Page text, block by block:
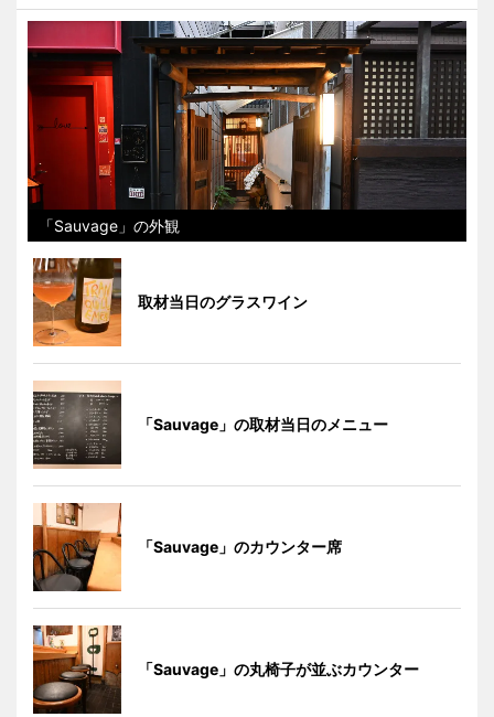
「Sauvage」の外観
取材当日のグラスワイン
「Sauvage」の取材当日のメニュー
「Sauvage」のカウンター席
「Sauvage」の丸椅子が並ぶカウンター